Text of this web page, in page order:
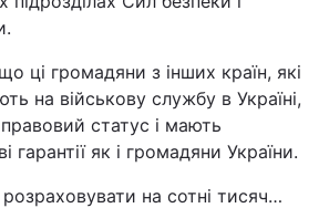
ці громадяни з інших країн, які
на військову службу в Україні,
статус і мають
гарантії як і громадяни України.
на сотні тисяч…